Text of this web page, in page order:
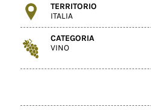
TERRITORIO
ITALIA
CATEGORIA
VINO